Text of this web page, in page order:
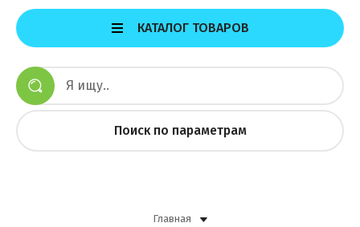
КАТАЛОГ ТОВАРОВ
Поиск по параметрам
Главная